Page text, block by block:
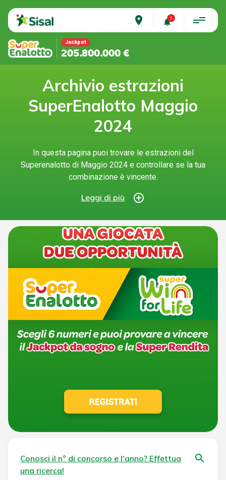
place
Jackpot
205.800.000 €
Archivio estrazioni
SuperEnalotto Maggio
2024
In questa pagina puoi trovare le estrazioni del
Superenalotto di Maggio 2024 e controllare se la tua
combinazione è vincente.
Leggi di più add_circle_outline
Conosci il n° di concorso e l'anno? Effettua
una ricerca!
search